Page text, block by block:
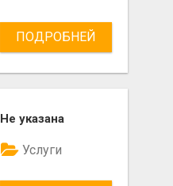
ПОДРОБНЕЙ
Не указана
Услуги